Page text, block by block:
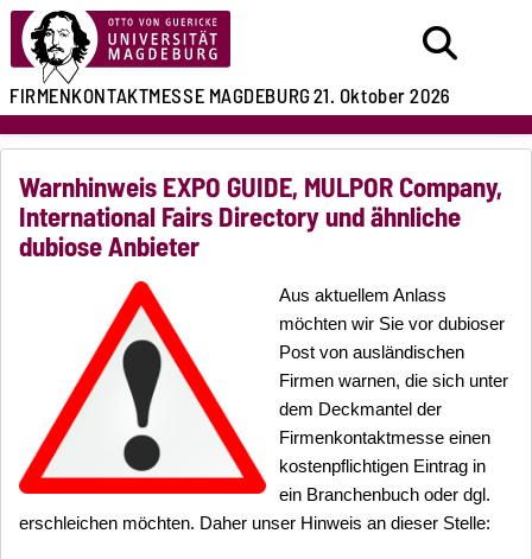
FIRMENKONTAKTMESSEMAGDEBURG21. Oktober 2026
Warnhinweis EXPO GUIDE, MULPOR Company,
International Fairs Directory und ähnliche
dubiose Anbieter
Aus aktuellem Anlass
möchten wir Sie vor dubioser
Post von ausländischen
Firmen warnen, die sich unter
dem Deckmantel der
Firmenkontaktmesse einen
kostenpflichtigen Eintrag in
ein Branchenbuch oder dgl.
erschleichen möchten. Daher unser Hinweis an dieser Stelle: